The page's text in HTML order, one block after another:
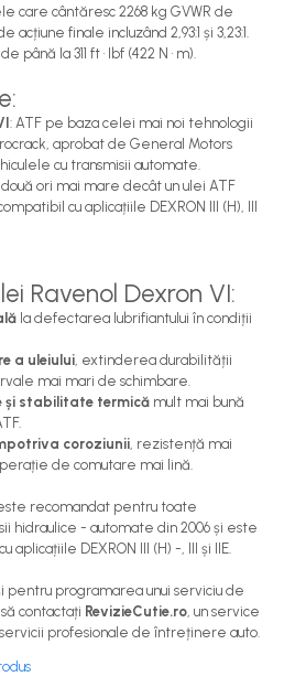
care cântăresc 2268 kg GVWR de
acțiune finale incluzând 2,93:1 și 3,23:1.
până la 311 ft • lbf (422 N • m).
: ATF pe baza celei mai noi tehnologii
aprobat de General Motors
cu transmisii automate.
ori mai mare decât un ulei ATF
cu aplicațiile DEXRON III (H), III
Ravenol Dexron VI:
la defectarea lubrifiantului în condiții
a uleiului, extinderea durabilității
mai mari de schimbare.
și stabilitate termică mult mai bună
coroziunii, rezistență mai
de comutare mai lină.
este recomandat pentru toate
hidraulice - automate din 2006 și este
aplicațiile DEXRON III (H) -, III și IIE.
pentru programarea unui serviciu de
contactați RevizieCutie.ro, un service
profesionale de întreținere auto.